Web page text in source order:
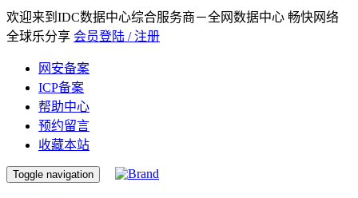
欢迎来到IDC数据中心综合服务商－全网数据中心 畅快网络
全球乐分享 会员登陆 / 注册
网安备案
ICP备案
帮助中心
预约留言
收藏本站
Toggle navigation